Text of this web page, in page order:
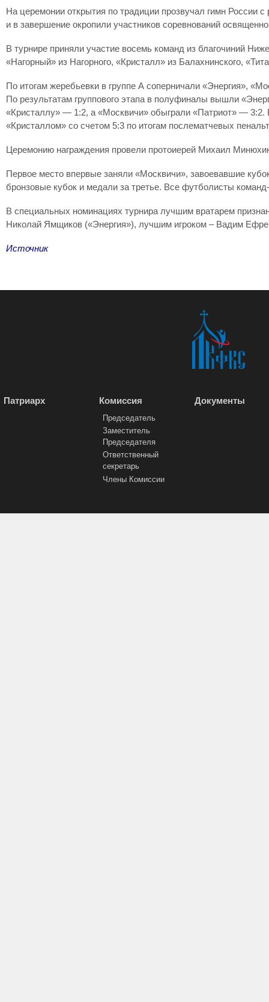
На церемонии открытия по традиции прозвучал гимн России
и в завершение окропили участников соревнований
В турнире приняли участие восемь команд из благочиний
«Нагорный» из Нагорного, «Кристалл» из Балахнинского,
По итогам жеребьевки в группе А соперничали «Энергия»,
По результатам группового этапа в полуфиналы вышли
«Кристаллу» — 1:2, а «Москвичи» обыграли «Патриот» —
«Кристаллом» со счетом 5:3 по итогам послематчевых
Церемонию награждения провели протоиерей Михаил
Первое место впервые заняли «Москвичи», завоевавшие
бронзовые кубок и медали за третье. Все футболисты
В специальных номинациях турнира лучшим вратарем
Николай Ямщиков («Энергия»), лучшим игроком – Вадим
Источник
Патриарх Комиссия
Председатель
Заместитель
Председателя
Ответственный
секретарь
Члены Комиссии
Документы